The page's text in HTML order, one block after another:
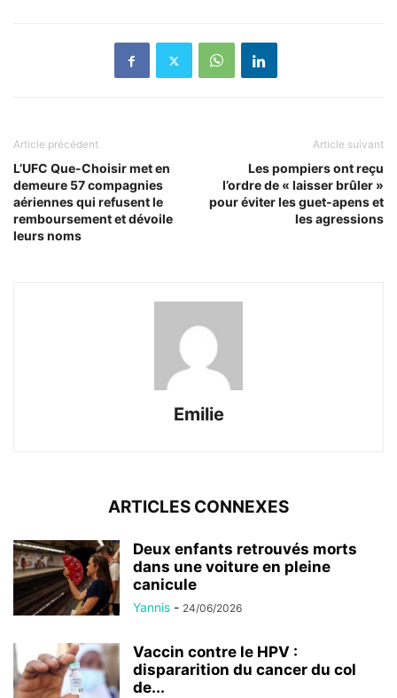
Article précédent
L’UFC Que-Choisir met en
demeure 57 compagnies
aériennes qui refusent le
remboursement et dévoile
leurs noms
Article suivant
Les pompiers ont reçu
l’ordre de « laisser brûler »
pour éviter les guet-apens et
les agressions
Emilie
ARTICLES CONNEXES
Deux enfants retrouvés morts
dans une voiture en pleine
canicule
Yannis - 24/06/2026
Vaccin contre le HPV :
dispararition du cancer du col
de...